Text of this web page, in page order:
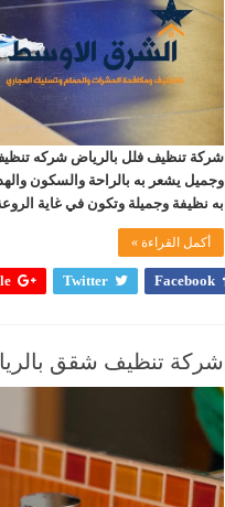
شركة تنظيف فلل بالرياض شركه
وجميل يشعر به بالراحة والسكون
به نظيفة وجميلة وتكون في غاية
أكمل القراءة »
Facebook
Twitter
+
شركة تنظيف شقق